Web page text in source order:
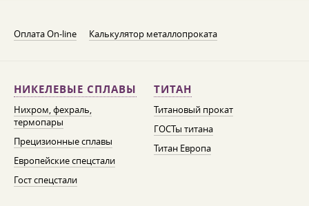
Оплата On-line Калькулятор металлопроката
НИКЕЛЕВЫЕ СПЛАВЫ
Нихром, фехраль,
термопары
Прецизионные сплавы
Европейские спецстали
Гост спецстали
ТИТАН
Титановый прокат
ГОСТы титана
Титан Европа